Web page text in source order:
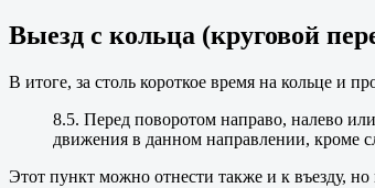
Выезд с кольца (круговой
В итоге, за столь короткое время на кольце и
8.5. Перед поворотом направо, налево
движения в данном направлении, кроме
Этот пункт можно отнести также и к въезду,